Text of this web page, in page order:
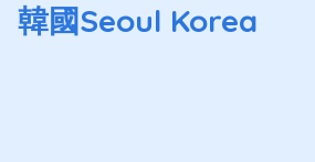
韓國Seoul Korea